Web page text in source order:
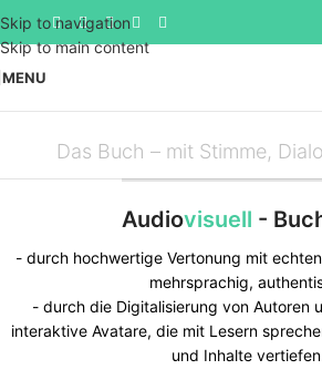
Skip to navigation
Skip to main content
MENU
Das Buch – mit Stimme,
Audiovisuell -
- durch hochwertige Vertonung mit
mehrsprachig,
- durch die Digitalisierung von Autoren
interaktive Avatare, die mit Lesern
und Inhalte